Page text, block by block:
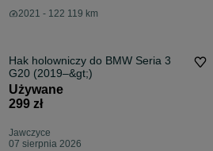
2021 - 122 119 km
Hak holowniczy do BMW Seria 3
G20 (2019–&gt;)
Używane
299 zł
Jawczyce
07 sierpnia 2026